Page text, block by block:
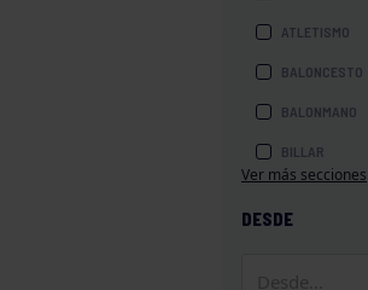
ATLETISMO
BALONCESTO
BALONMANO
BILLAR
BOXEO
Ver más secciones
DESDE